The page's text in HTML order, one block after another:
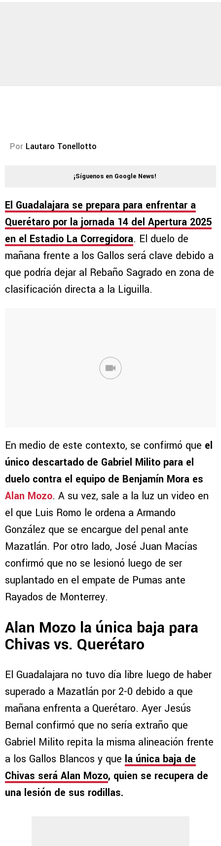
Por Lautaro Tonellotto
¡Síguenos en Google News!
El Guadalajara se prepara para enfrentar a
Querétaro por la jornada 14 del Apertura 2025
en el Estadio La Corregidora. El duelo de
mañana frente a los Gallos será clave debido a
que podría dejar al Rebaño Sagrado en zona de
clasificación directa a la Liguilla.
En medio de este contexto, se confirmó que el
único descartado de Gabriel Milito para el
duelo contra el equipo de Benjamín Mora es
Alan Mozo. A su vez, sale a la luz un video en
el que Luis Romo le ordena a Armando
González que se encargue del penal ante
Mazatlán. Por otro lado, José Juan Macías
confirmó que no se lesionó luego de ser
suplantado en el empate de Pumas ante
Rayados de Monterrey.
Alan Mozo la única baja para
Chivas vs. Querétaro
El Guadalajara no tuvo día libre luego de haber
superado a Mazatlán por 2-0 debido a que
mañana enfrenta a Querétaro. Ayer Jesús
Bernal confirmó que no sería extraño que
Gabriel Milito repita la misma alineación frente
a los Gallos Blancos y que la única baja de
Chivas será Alan Mozo, quien se recupera de
una lesión de sus rodillas.